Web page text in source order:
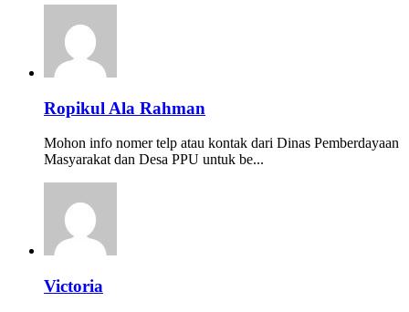
Ropikul Ala Rahman
Mohon info nomer telp atau kontak dari Dinas Pemberdayaan
Masyarakat dan Desa PPU untuk be...
Victoria